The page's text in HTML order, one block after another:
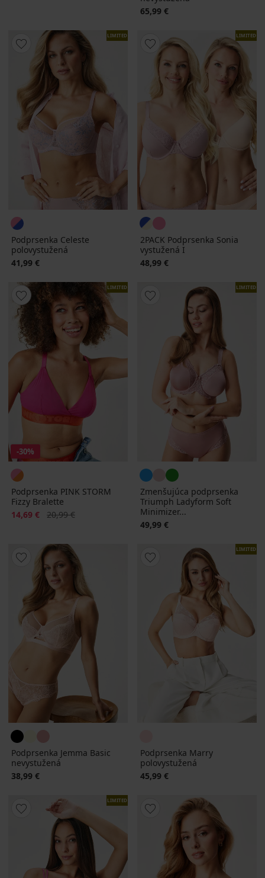
65,99 €
LIMITED
Podprsenka Celeste
polovystužená
41,99 €
LIMITED
2PACK Podprsenka Sonia
vystužená I
48,99 €
LIMITED
-30%
Podprsenka PINK STORM
Fizzy Bralette
Zľava
14,69 € Pôvodná cena
20,99 €
LIMITED
Zmenšujúca podprsenka
Triumph Ladyform Soft
Minimizer...
49,99 €
Podprsenka Jemma Basic
nevystužená
38,99 €
LIMITED
Podprsenka Marry
polovystužená
45,99 €
LIMITED